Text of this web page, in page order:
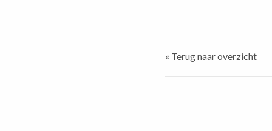
« Terug naar overzicht